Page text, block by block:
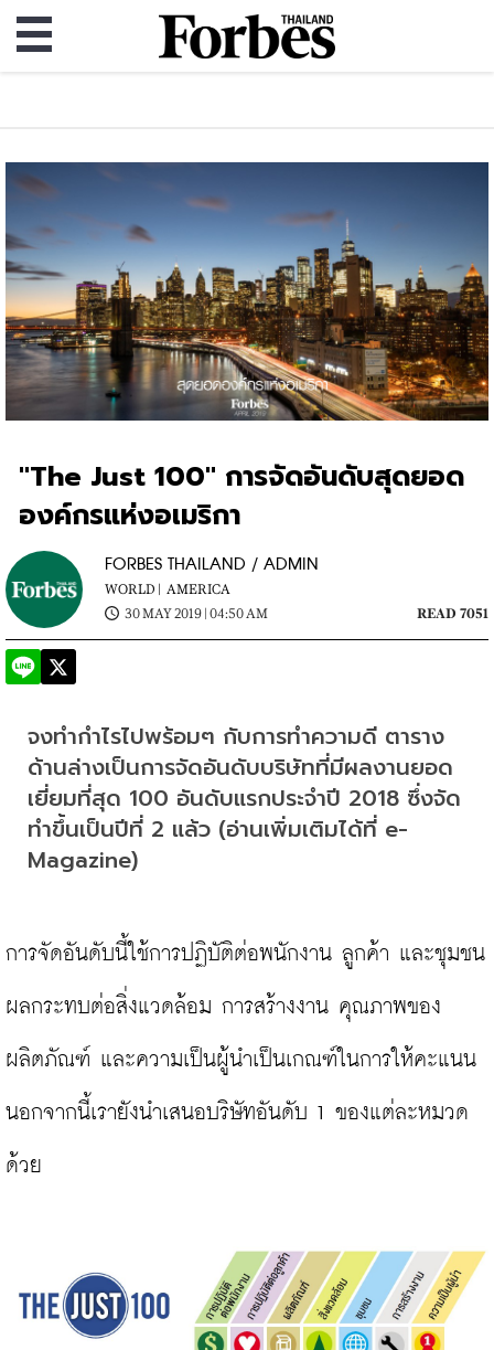
"The Just 100" การจัดอันดับสุดยอด
องค์กรแห่งอเมริกา
FORBES THAILAND / ADMIN
WORLD | AMERICA
30 MAY 2019 | 04:50 AM
READ 7051
จงทำกำไรไปพร้อมๆ กับการทำความดี ตาราง
ด้านล่างเป็นการจัดอันดับบริษัทที่มีผลงานยอด
เยี่ยมที่สุด 100 อันดับแรกประจำปี 2018 ซึ่งจัด
ทำขึ้นเป็นปีที่ 2 แล้ว (อ่านเพิ่มเติมได้ที่ e-
Magazine)
การจัดอันดับนี้ใช้การปฏิบัติต่อพนักงาน ลูกค้า และชุมชน
ผลกระทบต่อสิ่งแวดล้อม การสร้างงาน คุณภาพของ
ผลิตภัณฑ์ และความเป็นผู้นำเป็นเกณฑ์ในการให้คะแนน
นอกจากนี้เรายังนำเสนอบริษัทอันดับ 1 ของแต่ละหมวด
ด้วย